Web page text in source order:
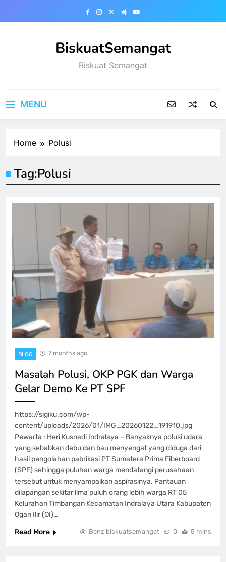
BiskuatSemangat
Biskuat Semangat
MENU
Home Polusi
Tag:Polusi
BLOG 7 months ago
Masalah Polusi, OKP PGK dan Warga
Gelar Demo Ke PT SPF
https://sigiku.com/wp-
content/uploads/2026/01/IMG_20260122_191910.jpg
Pewarta : Heri Kusnadi Indralaya – Banyaknya polusi udara
yang sebabkan debu dan bau menyengat yang diduga dari
hasil pengolahan pabrikasi PT Sumatera Prima Fiberboard
(SPF) sehingga puluhan warga mendatangi perusahaan
tersebut untuk menyampaikan aspirasinya. Pantauan
dilapangan sekitar lima puluh orang lebih warga RT 05
Kelurahan Timbangan Kecamatan Indralaya Utara Kabupaten
Ogan Ilir (OI)…
Read More
Benz biskuatsemangat 0 5 mins